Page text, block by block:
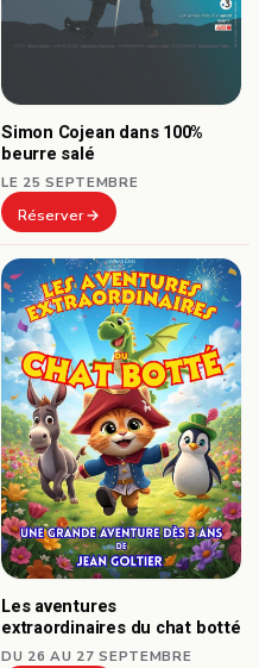
Simon Cojean dans 100%
beurre salé
LE 25 SEPTEMBRE
Réserver
Les aventures
extraordinaires du chat botté
DU 26 AU 27 SEPTEMBRE